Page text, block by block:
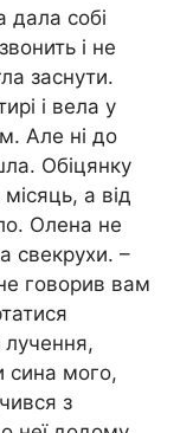
дала собі
і не
заснути.
і вела у
Але ні до
Обіцянку
а від
Олена не
свекрухи. –
говорив вам
сина мого,
з